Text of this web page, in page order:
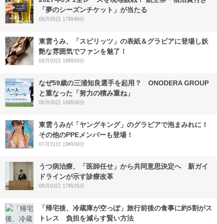
「夢のシーズンチケット」が当たる
08月05日 17時48分
東雲うみ、「スピリッツ」の表紙＆グラビアに登場し妖
艶な雰囲気でファンを魅了！
08月03日 18時00分
なぜ59歳の三浦知良選手を起用？ ONODERA GROUP
と重なった「努力の積み重ね」
08月05日 16時00分
東雲うみが「ヤングキング」のグラビアで泡まみれに！
その他のPPEメンバーも登場！
07月31日 19時00分
うつ病治療、「医師任せ」から共同意思決定へ 新ガイ
ドラインが示す診療改革
08月03日 17時25分
「帰宅後、冷蔵庫が空っぽ」旅行前後の食事に約5割がス
トレス 負担を減らす賢い方法